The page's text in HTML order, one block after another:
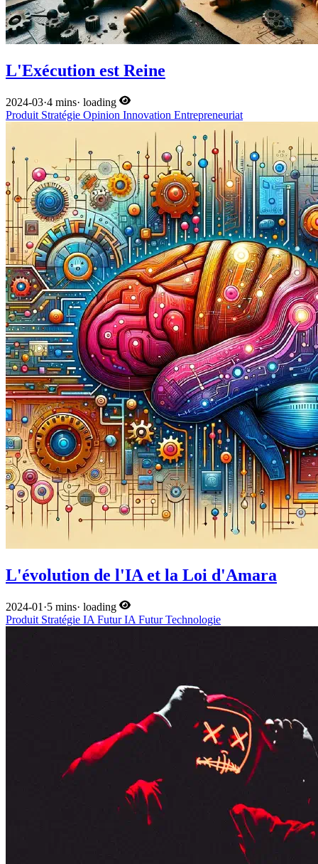
L'Exécution est Reine
2024-03·4 mins· loading
Produit Stratégie Opinion Innovation Entrepreneuriat
L'évolution de l'IA et la Loi d'Amara
2024-01 ·5 mins· loading
Produit Stratégie IA FuturIA FuturTechnologie